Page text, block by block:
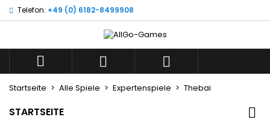
Telefon: +49 (0) 6182-8499908
  
Startseite Alle Spiele Expertenspiele Thebai
STARTSEITE
Wunschliste ×
add_circle_outline
Neue Liste anlegen
((title)) ×
((label))
Anmelden ×
Sie müssen angemeldet sein, um Artikel Ihrer
Wunschliste hinzufügen zu können.